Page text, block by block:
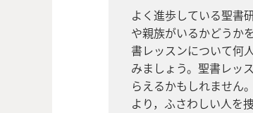
よく進歩している聖書
や親族がいるかどうか
書レッスンについて何
みましょう。聖書レッ
らえるかもしれません
より，ふさわしい人を